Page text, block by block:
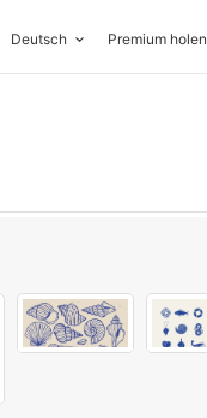
Deutsch Premium holen